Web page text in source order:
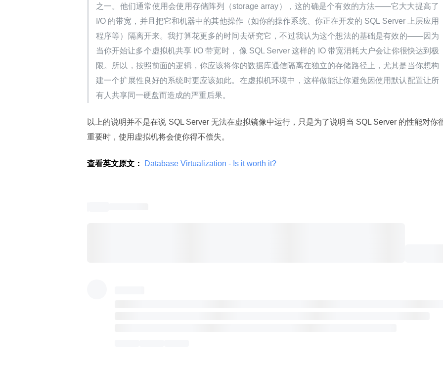
之一。他们通常使用会使用存储阵列（storage array），这的确是个有效的方法——它大大提高了
I/O 的带宽，并且把它和机器中的其他操作（如你的操作系统、你正在开发的 SQL Server 上层应用
程序等）隔离开来。我打算花更多的时间去研究它，不过我认为这个想法的基础是有效的——因为
当你开始让多个虚拟机共享 I/O 带宽时， 像 SQL Server 这样的 IO 带宽消耗大户会让你很快达到极
限。所以，按照前面的逻辑，你应该将你的数据库通信隔离在独立的存储路径上，尤其是当你想构
建一个扩展性良好的系统时更应该如此。在虚拟机环境中，这样做能让你避免因使用默认配置让所
有人共享同一硬盘而造成的严重后果。
以上的说明并不是在说 SQL Server 无法在虚拟镜像中运行，只是为了说明当 SQL Server 的性能对你
重要时，使用虚拟机将会使你得不偿失。
查看英文原文： Database Virtualization - Is it worth it?